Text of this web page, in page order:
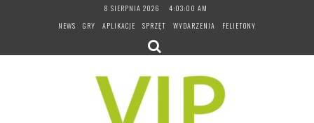
8 SIERPNIA 2026
4:03:00 AM
NEWS
GRY APLIKACJE SPRZĘT WYDARZENIA FELIETONY